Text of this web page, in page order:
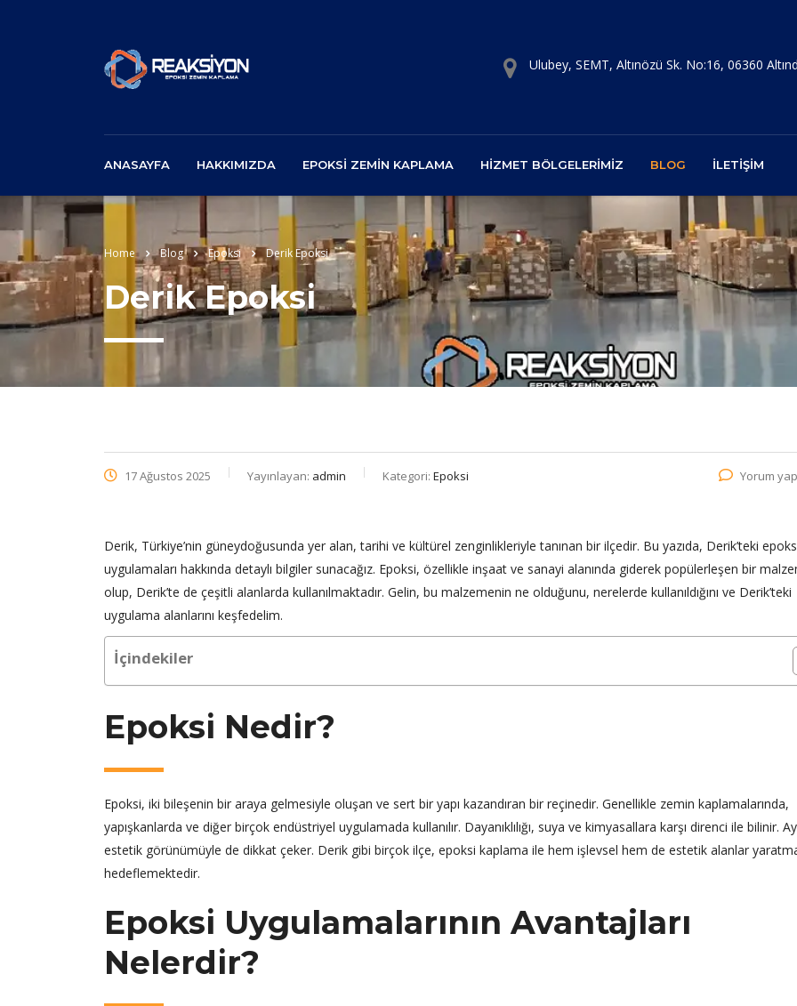
Ulubey, SEMT, Altınözü Sk. No:16, 06360
ANASAYFA HAKKIMIZDA EPOKSI ZEMIN KAPLAMA HIZMET BÖLGELERIMIZ BLOG İLETIŞIM
Home Blog Epoksi Derik Epoksi
Derik Epoksi
17 Ağustos 2025 Yayınlayan: admin Kategori: Epoksi Yorum
Derik, Türkiye’nin güneydoğusunda yer alan, tarihi ve kültürel zenginlikleriyle tanınan bir ilçedir. Bu yazıda, Derik’teki
uygulamaları hakkında detaylı bilgiler sunacağız. Epoksi, özellikle inşaat ve sanayi alanında giderek popülerleşen bir
olup, Derik’te de çeşitli alanlarda kullanılmaktadır. Gelin, bu malzemenin ne olduğunu, nerelerde kullanıldığını ve Derik’teki
uygulama alanlarını keşfedelim.
İçindekiler
Epoksi Nedir?
Epoksi, iki bileşenin bir araya gelmesiyle oluşan ve sert bir yapı kazandıran bir reçinedir. Genellikle zemin kaplamalarında,
yapışkanlarda ve diğer birçok endüstriyel uygulamada kullanılır. Dayanıklılığı, suya ve kimyasallara karşı direnci ile bilinir.
estetik görünümüyle de dikkat çeker. Derik gibi birçok ilçe, epoksi kaplama ile hem işlevsel hem de estetik alanlar
hedeflemektedir.
Epoksi Uygulamalarının Avantajları
Nelerdir?